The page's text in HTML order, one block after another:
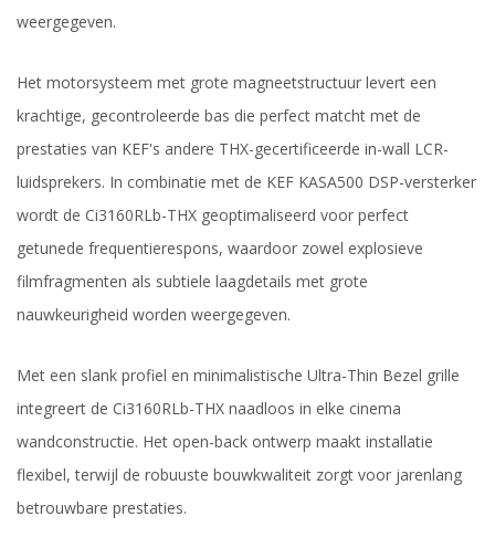
weergegeven.
Het motorsysteem met grote magneetstructuur levert een
krachtige, gecontroleerde bas die perfect matcht met de
prestaties van KEF's andere THX-gecertificeerde in-wall LCR-
luidsprekers. In combinatie met de KEF KASA500 DSP-versterker
wordt de Ci3160RLb-THX geoptimaliseerd voor perfect
getunede frequentierespons, waardoor zowel explosieve
filmfragmenten als subtiele laagdetails met grote
nauwkeurigheid worden weergegeven.
Met een slank profiel en minimalistische Ultra-Thin Bezel grille
integreert de Ci3160RLb-THX naadloos in elke cinema
wandconstructie. Het open-back ontwerp maakt installatie
flexibel, terwijl de robuuste bouwkwaliteit zorgt voor jarenlang
betrouwbare prestaties.